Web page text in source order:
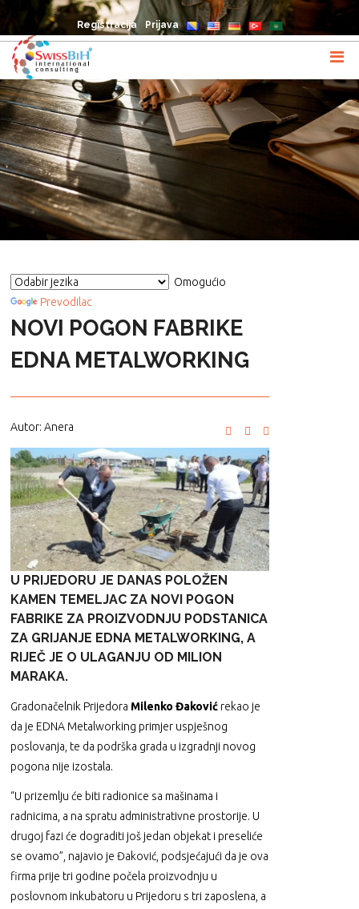
Registracija Prijava
Omogućio
Prevodilac
NOVI POGON FABRIKE
EDNA METALWORKING
Autor: Anera
U PRIJEDORU JE DANAS POLOŽEN
KAMEN TEMELJAC ZA NOVI POGON
FABRIKE ZA PROIZVODNJU PODSTANICA
ZA GRIJANJE EDNA METALWORKING, A
RIJEČ JE O ULAGANJU OD MILION
MARAKA.
Gradonačelnik Prijedora Milenko Đaković rekao je
da je EDNA Metalworking primjer uspješnog
poslovanja, te da podrška grada u izgradnji novog
pogona nije izostala.
“U prizemlju će biti radionice sa mašinama i
radnicima, a na spratu administrativne prostorije. U
drugoj fazi će dograditi još jedan objekat i preseliće
se ovamo”, najavio je Đaković, podsjećajući da je ova
firma prije tri godine počela proizvodnju u
poslovnom inkubatoru u Prijedoru s tri zaposlena, a